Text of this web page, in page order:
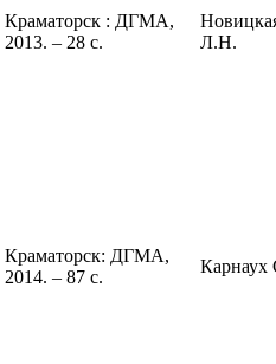
Краматорск : ДГМА,
2013. – 28 с.
Л.Н.
Краматорск: ДГМА,
2014. – 87 с.
Карнаух